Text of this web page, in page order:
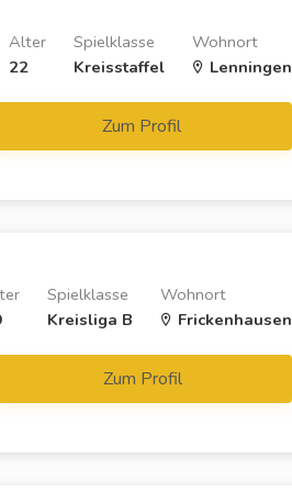
Wohnort
Lenningen
Spielklasse
Kreisstaffel
Alter
22
Zum Profil
Wohnort
Frickenhausen
Spielklasse
Kreisliga B
Zum Profil